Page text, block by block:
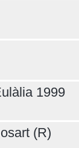
1999
(R)